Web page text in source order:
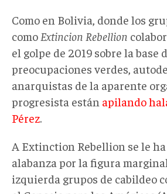
Como en Bolivia, donde los
como Extincion Rebellion
el golpe de 2019 sobre la base
preocupaciones verdes,
anarquistas de la aparente
progresista están apilando
Pérez.
A Extinction Rebellion se le
alabanza por la figura
izquierda grupos de cabildeo